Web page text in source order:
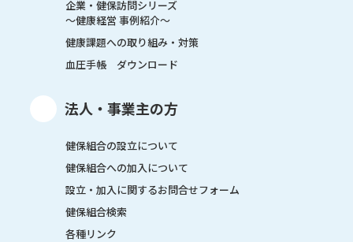
企業・健保訪問シリーズ
～健康経営 事例紹介～
健康課題への取り組み・対策
血圧手帳 ダウンロード
法人・事業主の方
健保組合の設立について
健保組合への加入について
設立・加入に関するお問合せフォーム
健保組合検索
各種リンク